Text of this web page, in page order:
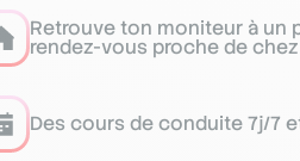
Retrouve ton moniteur à un
rendez-vous proche de
Des cours de conduite 7j/7